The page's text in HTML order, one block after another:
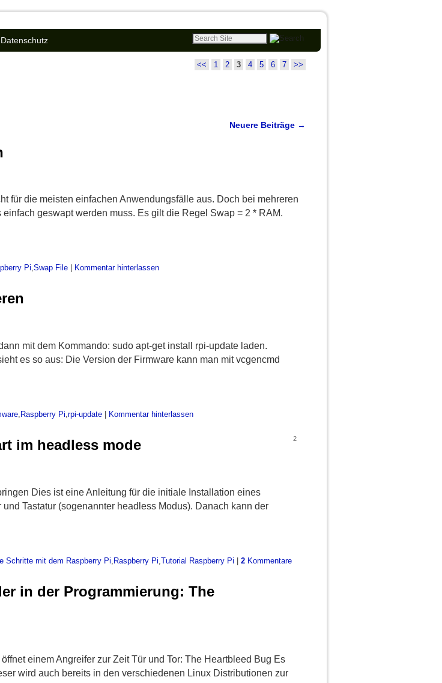
Datenschutz
<< 1 2 3 4 5 6 7 >>
Neuere Beiträge →
für die meisten einfachen Anwendungsfälle aus. Doch bei mehreren
geswapt werden muss. Es gilt die Regel Swap = 2 * RAM.
Pi,Swap File Kommentar hinterlassen
mit dem Kommando: sudo apt-get install rpi-update laden.
es so aus: Die Version der Firmware kann man mit vcgencmd
Raspberry Pi rpi-update Kommentar hinterlassen
im headless mode 2
Dies ist eine Anleitung für die initiale Installation eines
Tastatur (sogenannter headless Modus). Danach kann der
Schritte mit dem Raspberry Pi Raspberry Pi Tutorial Raspberry Pi | 2 Kommentare
in der Programmierung: The
einem Angreifer zur Zeit Tür und Tor: The Heartbleed Bug Es
wird auch bereits in den verschiedenen Linux Distributionen zur